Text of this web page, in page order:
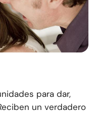
para dar,
un verdadero